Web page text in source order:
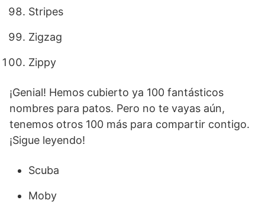
Stripes
Zigzag
Zippy
¡Genial! Hemos cubierto ya 100 fantásticos
nombres para patos. Pero no te vayas aún,
tenemos otros 100 más para compartir contigo.
¡Sigue leyendo!
Scuba
Moby